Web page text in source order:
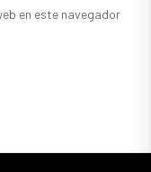
en este navegador